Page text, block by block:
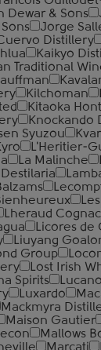
Dewar & Sons
Jorge
Distillery
Kaikyo
Traditional
Kilchoman
Kitaoka
Knockando
Syuzou
L'Heritier-
La Malinche
Destilaria
Lheraud Cognac
Licores de
Liuyang
Group
Lost Irish
Spirits
Luxardo
Mackmyra
Maison Gautier
Mallows